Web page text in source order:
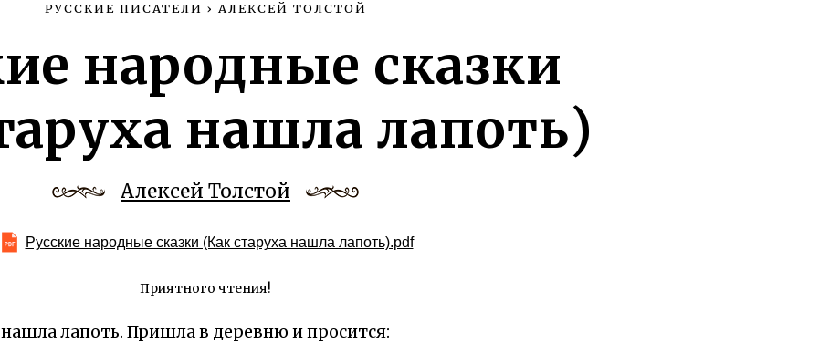
РУССКИЕ ПИСАТЕЛИ › АЛЕКСЕЙ ТОЛСТОЙ
народные сказки
нашла лапоть)
Алексей Толстой
Русские народные сказки (Как старуха нашла лапоть).pdf
Приятного чтения!
лапоть. Пришла в деревню и просится: